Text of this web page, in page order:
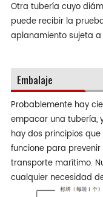
Otra tubería cuyo
puede recibir la
aplanamiento sujeta
Embalaje
Probablemente hay
empacar una tubería,
hay dos principios
funcione para
transporte marítimo.
cualquier necesidad